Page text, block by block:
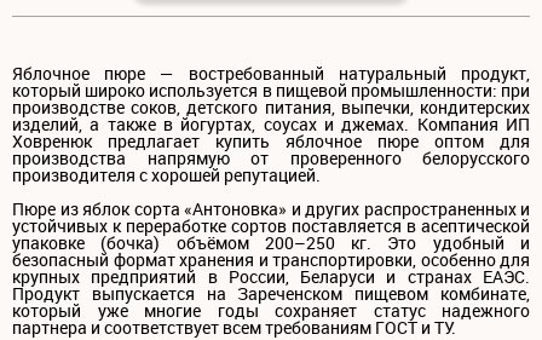
Яблочное пюре — востребованный натуральный продукт,
который широко используется в пищевой промышленности: при
производстве соков, детского питания, выпечки, кондитерских
изделий, а также в йогуртах, соусах и джемах. Компания ИП
Ховренюк предлагает купить яблочное пюре оптом для
производства напрямую от проверенного белорусского
производителя с хорошей репутацией.
Пюре из яблок сорта «Антоновка» и других распространенных и
устойчивых к переработке сортов поставляется в асептической
упаковке (бочка) объёмом 200–250 кг. Это удобный и
безопасный формат хранения и транспортировки, особенно для
крупных предприятий в России, Беларуси и странах ЕАЭС.
Продукт выпускается на Зареченском пищевом комбинате,
который уже многие годы сохраняет статус надежного
партнера и соответствует всем требованиям ГОСТ и ТУ.